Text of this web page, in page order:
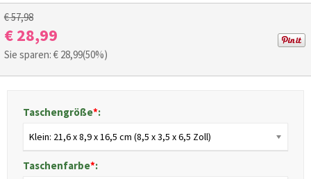
€ 57,98
€ 28,99
Sie sparen: € 28,99(50%)
Taschengröße*:
Klein: 21,6 x 8,9 x 16,5 cm (8,5 x 3,5 x 6,5 Zoll)
Taschenfarbe*: